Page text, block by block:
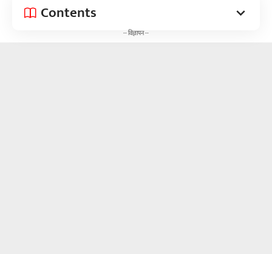
Contents
-- विज्ञापन --